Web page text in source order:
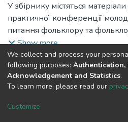
У збірнику містяться
практичної конференції
питання фольклору та
проводилася в Сумському
університеті на базі
слов’янської філології 20
Збірник призначений для
закладів вищої освіти,
Show more
DSpace software and SSPU
We collect and process your
following purposes: Authentication,
Acknowledgement and Statistics.
To learn more, please read our
Customize